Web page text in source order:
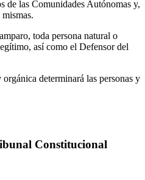
de las Comunidades Autónomas y,
toda persona natural o
así como el Defensor del
determinará las personas y
Constitucional